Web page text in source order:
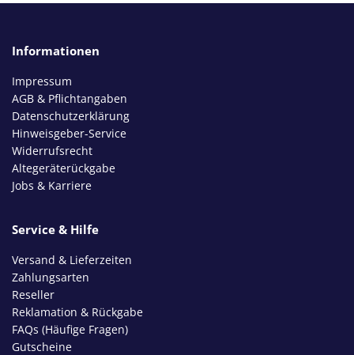
Informationen
Impressum
AGB & Pflichtangaben
Datenschutzerklärung
Hinweisgeber-Service
Widerrufsrecht
Altegeräterückgabe
Jobs & Karriere
Service & Hilfe
Versand & Lieferzeiten
Zahlungsarten
Reseller
Reklamation & Rückgabe
FAQs (Häufige Fragen)
Gutscheine